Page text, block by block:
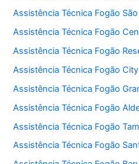
Assistência Técnica Fogão
Assistência Técnica Fogão
Assistência Técnica Fogão
Assistência Técnica Fogão
Assistência Técnica Fogão
Assistência Técnica Fogão
Assistência Técnica Fogão
Assistência Técnica Fogão